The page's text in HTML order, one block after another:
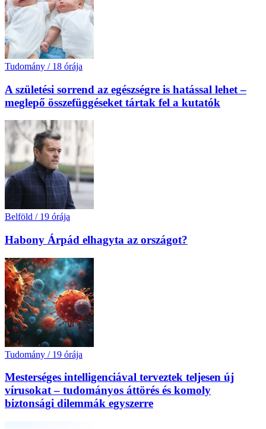
Tudomány / 18 órája
A születési sorrend az egészségre is hatással lehet –
meglepő összefüggéseket tártak fel a kutatók
Belföld / 19 órája
Habony Árpád elhagyta az országot?
Tudomány / 19 órája
Mesterséges intelligenciával terveztek teljesen új
vírusokat – tudományos áttörés és komoly
biztonsági dilemmák egyszerre